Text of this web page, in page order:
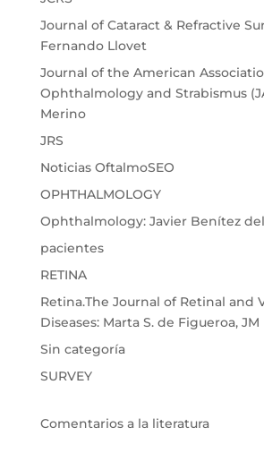
Journal of Cataract & Refractive
Fernando Llovet
Journal of the American
Ophthalmology and Strabismus
Merino
JRS
Noticias OftalmoSEO
OPHTHALMOLOGY
Ophthalmology: Javier Benítez
pacientes
RETINA
Retina.The Journal of Retinal and
Diseases: Marta S. de Figueroa,
Sin categoría
SURVEY
Comentarios a la literatura